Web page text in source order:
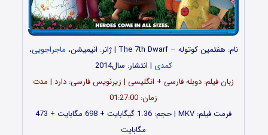
نام: هفتمین کوتوله – The 7th Dwarf | ژانر: انیمیشن، ماجراجویی،
کمدی | انتشار: سال2014
زبان فیلم: دوبله فارسی + انگلیسی | زیرنویس فارسی: دارد | مدت
زمان: 01:27:00
فرمت فیلم: MKV | حجم: 1.36 گیگابایت + 698 مگابایت + 473
مگابایت